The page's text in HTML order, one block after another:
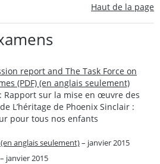
Haut de la page
report and The Task Force on
(PDF) (en anglais seulement)
Rapport sur la mise en œuvre des
L’héritage de Phoenix Sinclair :
pour tous nos enfants
anglais seulement)– janvier 2015
– janvier 2015